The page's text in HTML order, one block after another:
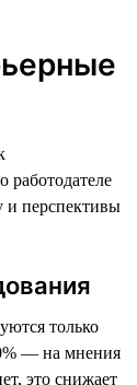
и перспективы
только
— на мнения
это снижает